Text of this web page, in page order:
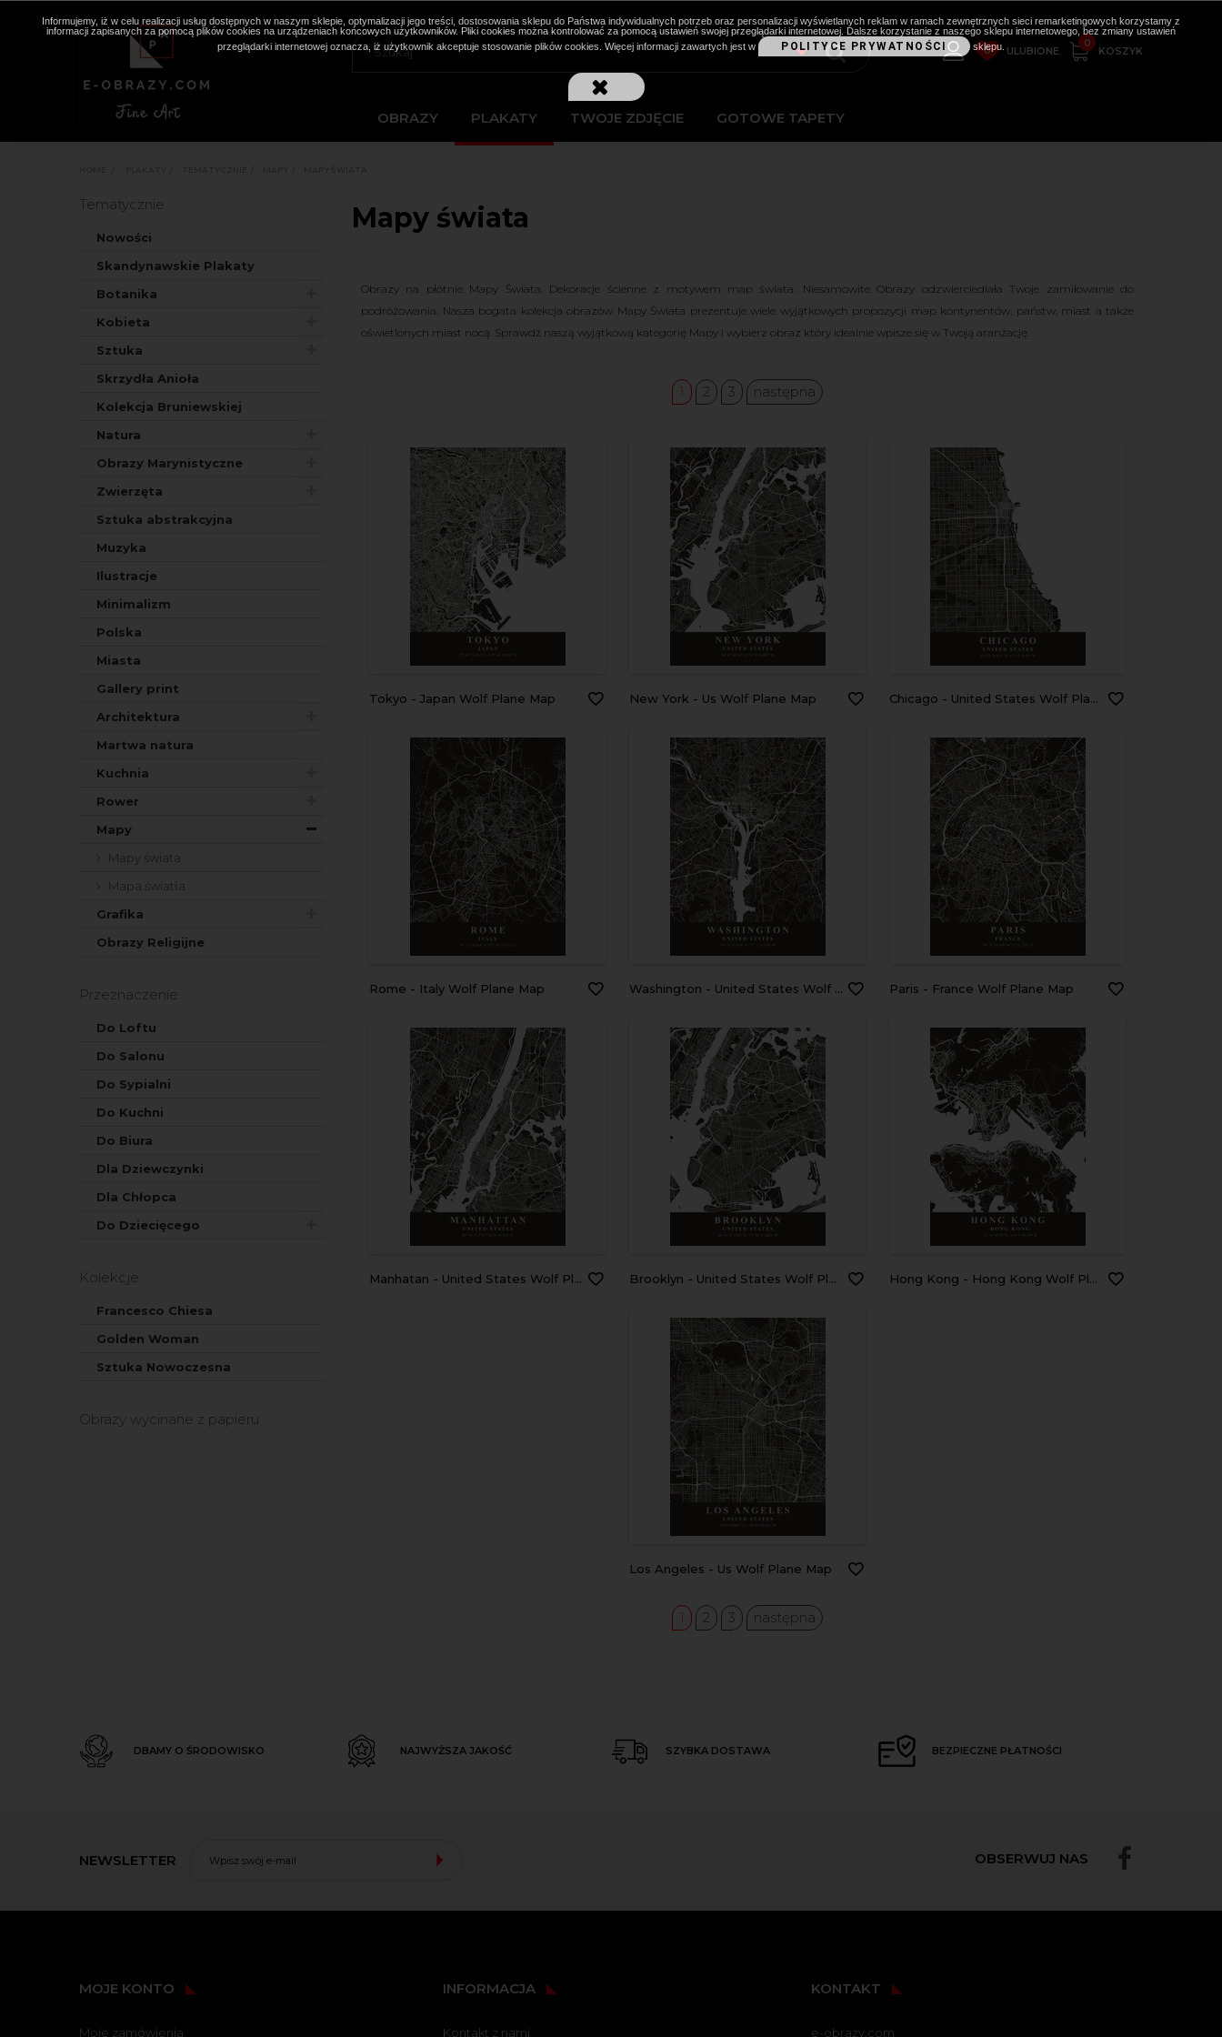
0 ULUBIONE
0
KOSZYK
OBRAZY PLAKATY TWOJE ZDJĘCIE GOTOWE TAPETY
Tematycznie
Nowości
Skandynawskie Plakaty
Botanika
Kobieta
Sztuka
Skrzydła Anioła
Kolekcja Bruniewskiej
Natura
Obrazy Marynistyczne
Zwierzęta
Sztuka abstrakcyjna
Muzyka
Ilustracje
Minimalizm
Polska
Miasta
Gallery print
Architektura
Martwa natura
Kuchnia
Rower
Mapy
Mapy świata
Mapa światła
Grafika
Obrazy Religijne
Przeznaczenie
Do Loftu
Do Salonu
Do Sypialni
Do Kuchni
Do Biura
Dla Dziewczynki
Dla Chłopca
Do Dziecięcego
Kolekcje
Francesco Chiesa
Golden Woman
Sztuka Nowoczesna
Obrazy wycinane z papieru
Mapy świata
Obrazy na płótnie Mapy Świata. Dekoracje ścienne z motywem map świata. Niesamowite Obrazy odzwierciedlała Twoje zamiłowanie do
podróżowania. Nasza bogata kolekcja obrazów Mapy Świata prezentuje wiele wyjątkowych propozycji map kontynentów, państw, miast a także
oświetlonych miast nocą. Sprawdź naszą wyjątkową kategorię Mapy i wybierz obraz który idealnie wpisze się w Twoją aranżację.
1 2 3 następna
Tokyo - Japan Wolf Plane Map New York - Us Wolf Plane Map Chicago - United States Wolf Plane Map
Rome - Italy Wolf Plane Map Washington - United States Wolf Plane Map Paris - France Wolf Plane Map
Manhatan - United States Wolf Plane Map Brooklyn - United States Wolf Plane Map Hong Kong - Hong Kong Wolf Plane Map
Los Angeles - Us Wolf Plane Map
1 2 3 następna
DBAMY O ŚRODOWISKO NAJWYŻSZA JAKOŚĆ SZYBKA DOSTAWA BEZPIECZNE PŁATNOŚCI
NEWSLETTER OBSERWUJ NAS
MOJE KONTO
Moje zamówienia
INFORMACJA
Kontakt z nami
KONTAKT
e-obrazy.com
Informujemy, iż w celu realizacji usług dostępnych w naszym sklepie, optymalizacji jego treści, dostosowania sklepu do Państwa indywidualnych potrzeb oraz personalizacji wyświetlanych reklam w ramach zewnętrznych sieci remarketingowych korzystamy z
informacji zapisanych za pomocą plików cookies na urządzeniach końcowych użytkowników. Pliki cookies można kontrolować za pomocą ustawień swojej przeglądarki internetowej. Dalsze korzystanie z naszego sklepu internetowego, bez zmiany ustawień
przeglądarki internetowej oznacza, iż użytkownik akceptuje stosowanie plików cookies. Więcej informacji zawartych jest w
POLITYCE PRYWATNOŚCI sklepu.